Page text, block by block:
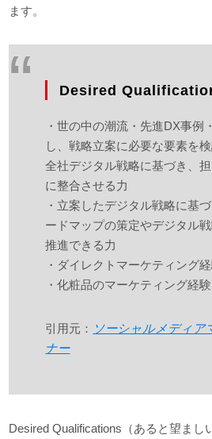
ます。
Desired
・世の中の潮流・先進DX事例
し、戦略立案に必要な要素を
全社デジタル戦略に基づき、
に整合させる力
・立案したデジタル戦略に基
ードマップの策定やデジタル
推進できる力
・ダイレクトマーケティング
・化粧品のマーケティング経験
引用元： ソーシャルメディ
ナー
Desired Qualifications（あると望まし